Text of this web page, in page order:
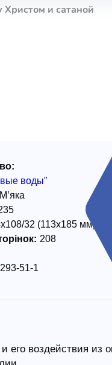
и сатаной
воды"
М’яка
32 (113х185 мм)
208
51-1
его воздействия из